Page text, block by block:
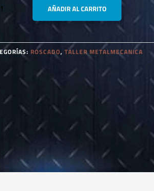
AÑADIR AL CARRITO
ROSCADO,TALLER METALMECANICA